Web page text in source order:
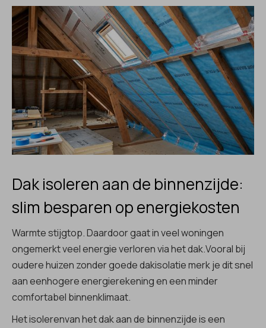
Dak isoleren aan de binnenzijde:
slim besparen op energiekosten
Warmte stijgtop. Daardoor gaat in veel woningen
ongemerkt veel energie verloren via het dak.Vooral bij
oudere huizen zonder goede dakisolatie merk je dit snel
aan eenhogere energierekening en een minder
comfortabel binnenklimaat.
Het isolerenvan het dak aan de binnenzijde is een